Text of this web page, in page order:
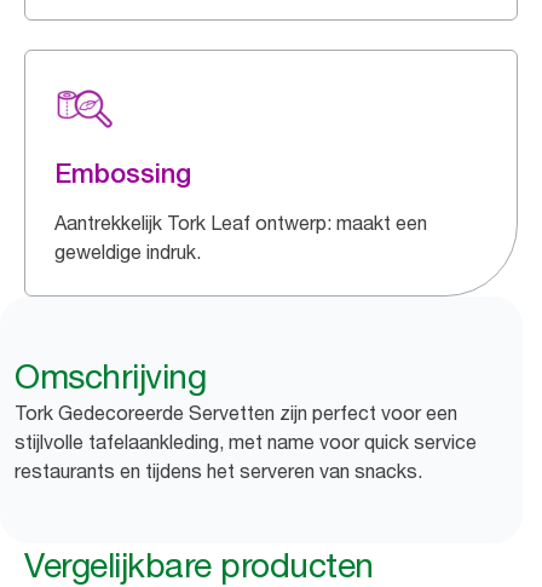
Embossing
Aantrekkelijk Tork Leaf ontwerp: maakt een
geweldige indruk.
Omschrijving
Tork Gedecoreerde Servetten zijn perfect voor een
stijlvolle tafelaankleding, met name voor quick service
restaurants en tijdens het serveren van snacks.
Vergelijkbare producten